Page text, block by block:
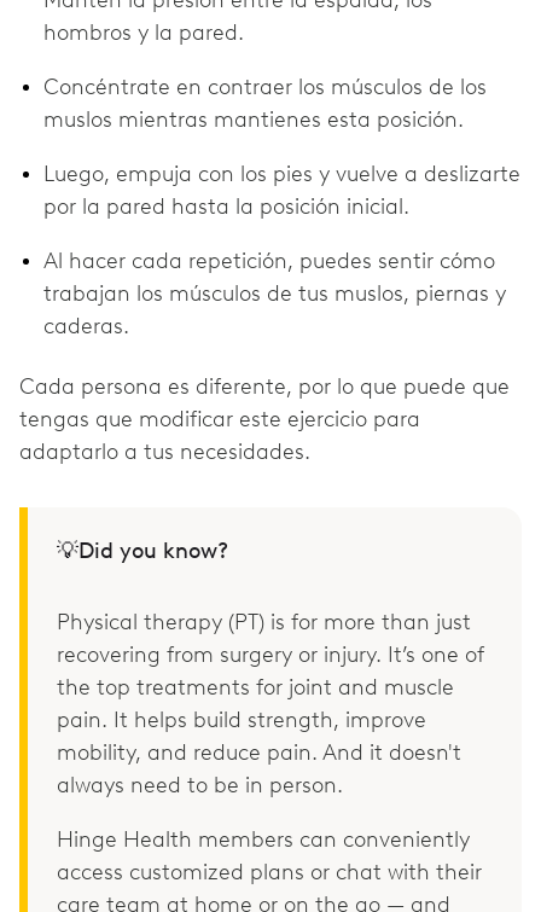
hombros y la pared.
Concéntrate en contraer los músculos de los
muslos mientras mantienes esta posición.
Luego, empuja con los pies y vuelve a deslizarte
por la pared hasta la posición inicial.
Al hacer cada repetición, puedes sentir cómo
trabajan los músculos de tus muslos, piernas y
caderas.
Cada persona es diferente, por lo que puede que
tengas que modificar este ejercicio para
adaptarlo a tus necesidades.
💡Did you know?
Physical therapy (PT) is for more than just
recovering from surgery or injury. It’s one of
the top treatments for joint and muscle
pain. It helps build strength, improve
mobility, and reduce pain. And it doesn't
always need to be in person.
Hinge Health members can conveniently
access customized plans or chat with their
care team at home or on the go — and